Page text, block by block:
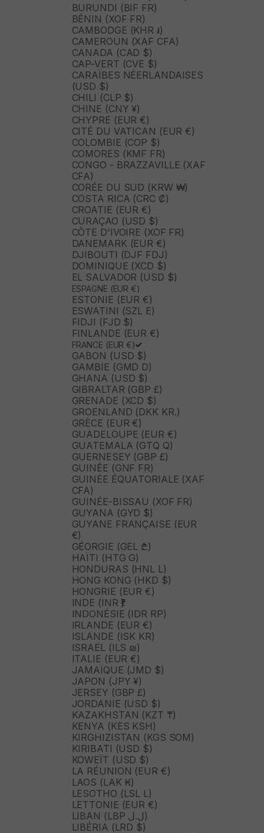
BURUNDI (BIF FR)
BÉNIN (XOF FR)
CAMBODGE (KHR ៛)
CAMEROUN (XAF CFA)
CANADA (CAD $)
CAP-VERT (CVE $)
CARAÏBES NÉERLANDAISES
(USD $)
CHILI (CLP $)
CHINE (CNY ¥)
CHYPRE (EUR €)
CITÉ DU VATICAN (EUR €)
COLOMBIE (COP $)
COMORES (KMF FR)
CONGO - BRAZZAVILLE (XAF
CFA)
CORÉE DU SUD (KRW ₩)
COSTA RICA (CRC ₡)
CROATIE (EUR €)
CURAÇAO (USD $)
CÔTE D'IVOIRE (XOF FR)
DANEMARK (EUR €)
DJIBOUTI (DJF FDJ)
DOMINIQUE (XCD $)
EL SALVADOR (USD $)
ESPAGNE (EUR €)
ESTONIE (EUR €)
ESWATINI (SZL E)
FIDJI (FJD $)
FINLANDE (EUR €)
FRANCE (EUR €)
GABON (USD $)
GAMBIE (GMD D)
GHANA (USD $)
GIBRALTAR (GBP £)
GRENADE (XCD $)
GROENLAND (DKK KR.)
GRÈCE (EUR €)
GUADELOUPE (EUR €)
GUATEMALA (GTQ Q)
GUERNESEY (GBP £)
GUINÉE (GNF FR)
GUINÉE ÉQUATORIALE (XAF
CFA)
GUINÉE-BISSAU (XOF FR)
GUYANA (GYD $)
GUYANE FRANÇAISE (EUR
€)
GÉORGIE (GEL ₾)
HAÏTI (HTG G)
HONDURAS (HNL L)
HONG KONG (HKD $)
HONGRIE (EUR €)
INDE (INR ₹)
INDONÉSIE (IDR RP)
IRLANDE (EUR €)
ISLANDE (ISK KR)
ISRAËL (ILS ₪)
ITALIE (EUR €)
JAMAÏQUE (JMD $)
JAPON (JPY ¥)
JERSEY (GBP £)
JORDANIE (USD $)
KAZAKHSTAN (KZT ₸)
KENYA (KES KSH)
KIRGHIZISTAN (KGS SOM)
KIRIBATI (USD $)
KOWEÏT (USD $)
LA RÉUNION (EUR €)
LAOS (LAK ₭)
LESOTHO (LSL L)
LETTONIE (EUR €)
LIBAN (LBP ل.ل)
LIBÉRIA (LRD $)